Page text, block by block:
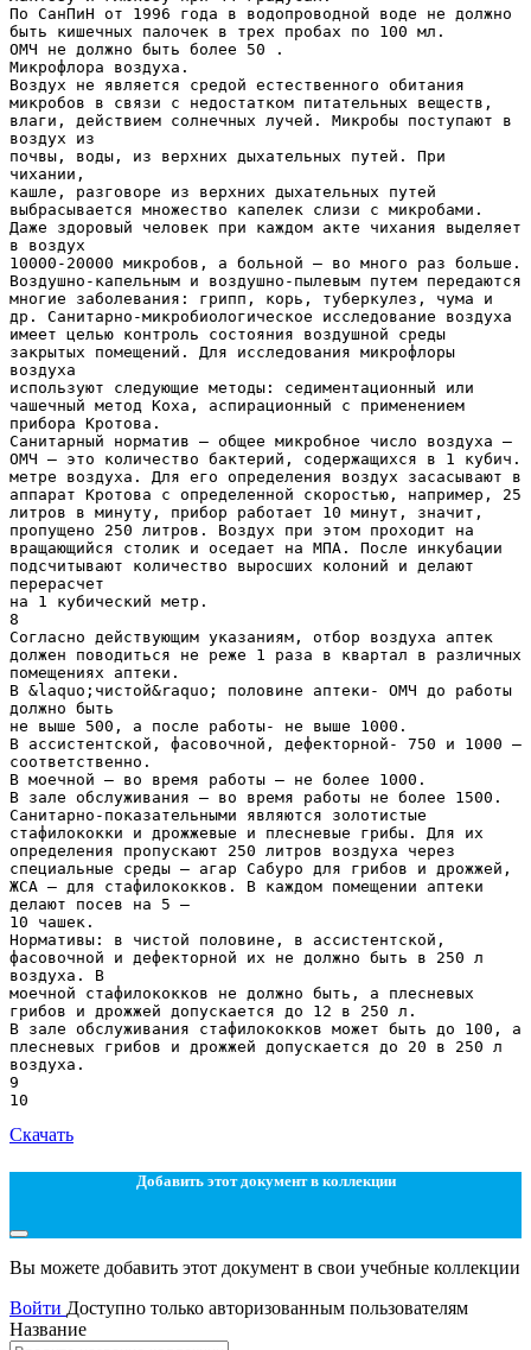
Скачать
Добавить этот документ в коллекции
Вы можете добавить этот документ в свои учебные коллекции
Войти Доступно только авторизованным пользователям
Название